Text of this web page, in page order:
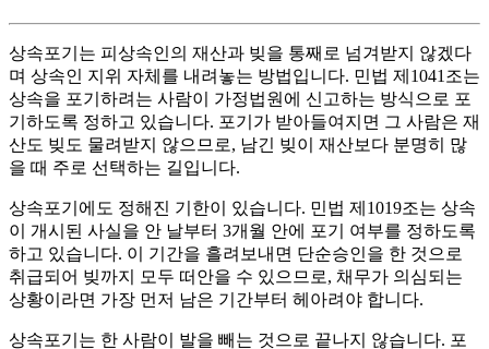
상속포기는 피상속인의 재산과 빚을 통째로 넘겨받지 않겠다
며 상속인 지위 자체를 내려놓는 방법입니다. 민법 제1041조는
상속을 포기하려는 사람이 가정법원에 신고하는 방식으로 포
기하도록 정하고 있습니다. 포기가 받아들여지면 그 사람은 재
산도 빚도 물려받지 않으므로, 남긴 빚이 재산보다 분명히 많
을 때 주로 선택하는 길입니다.
상속포기에도 정해진 기한이 있습니다. 민법 제1019조는 상속
이 개시된 사실을 안 날부터 3개월 안에 포기 여부를 정하도록
하고 있습니다. 이 기간을 흘려보내면 단순승인을 한 것으로
취급되어 빚까지 모두 떠안을 수 있으므로, 채무가 의심되는
상황이라면 가장 먼저 남은 기간부터 헤아려야 합니다.
상속포기는 한 사람이 발을 빼는 것으로 끝나지 않습니다. 포